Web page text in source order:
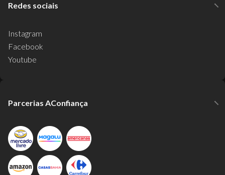
Redes sociais
Instagram
Facebook
Youtube
Parcerias AConfiança